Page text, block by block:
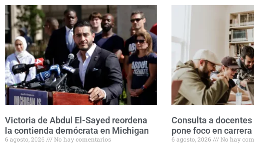
Victoria de Abdul El-Sayed reordena
la contienda demócrata en Michigan
6 agosto, 2026 No hay comentarios
Consulta a
pone foco en
6 agosto, 2026 No hay